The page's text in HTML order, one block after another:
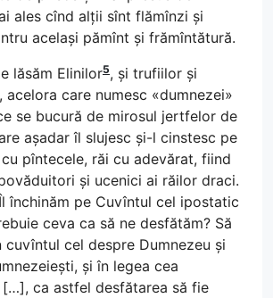
ales cînd alții sînt flămînzi și
același pămînt și frămîntătură.
lăsăm Elinilor5, și trufiilor și
acelora care numesc «dumnezei»
se bucură de mirosul jertfelor de
așadar îl slujesc și-l cinstesc pe
pîntecele, răi cu adevărat, fiind
și ucenici ai răilor draci.
închinăm pe Cuvîntul cel ipostatic
ceva ca să ne desfătăm? Să
cuvîntul cel despre Dumnezeu și
și în legea cea
[…], ca astfel desfătarea să fie